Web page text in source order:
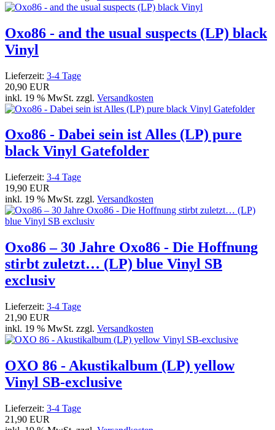
Oxo86 - and the usual suspects (LP) black
Vinyl
Lieferzeit: 3-4 Tage
20,90 EUR
inkl. 19 % MwSt. zzgl. Versandkosten
Oxo86 - Dabei sein ist Alles (LP) pure
black Vinyl Gatefolder
Lieferzeit: 3-4 Tage
19,90 EUR
inkl. 19 % MwSt. zzgl. Versandkosten
Oxo86 – 30 Jahre Oxo86 - Die Hoffnung
stirbt zuletzt… (LP) blue Vinyl SB
exclusiv
Lieferzeit: 3-4 Tage
21,90 EUR
inkl. 19 % MwSt. zzgl. Versandkosten
OXO 86 - Akustikalbum (LP) yellow
Vinyl SB-exclusive
Lieferzeit: 3-4 Tage
21,90 EUR